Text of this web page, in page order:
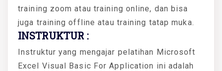
training zoom atau training online, dan bisa
juga training offline atau training tatap muka.
INSTRUKTUR :
Instruktur yang mengajar pelatihan Microsoft
Excel Visual Basic For Application ini adalah